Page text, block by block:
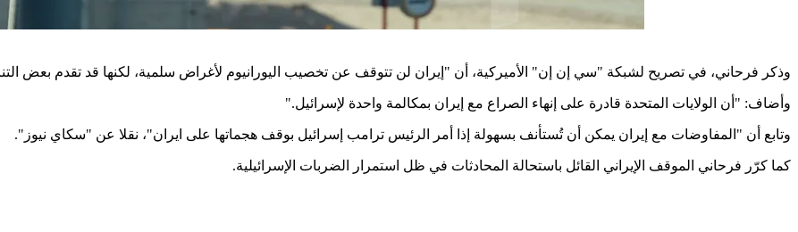
وذكر فرحاني، في تصريح لشبكة "سي إن إن" الأميركية، أن "إيران لن تتوقف عن تخصيب اليورانيوم لأغراض سلمية، لكنها قد تقدم بعض
وأضاف: "أن الولايات المتحدة قادرة على إنهاء الصراع مع إيران بمكالمة واحدة لإسرائيل".
وتابع أن "المفاوضات مع إيران يمكن أن تُستأنف بسهولة إذا أمر الرئيس ترامب إسرائيل بوقف هجماتها على ايران"، نقلا عن "سكاي نيوز".
كما كرّر فرحاني الموقف الإيراني القائل باستحالة المحادثات في ظل استمرار الضربات الإسرائيلية.